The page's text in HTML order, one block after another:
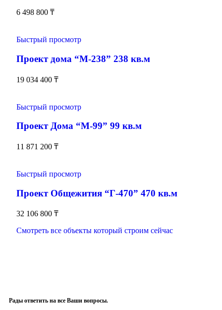
6 498 800 ₸
Быстрый просмотр
Проект дома “М-238” 238 кв.м
19 034 400 ₸
Быстрый просмотр
Проект Дома “М-99” 99 кв.м
11 871 200 ₸
Быстрый просмотр
Проект Общежития “Г-470” 470 кв.м
32 106 800 ₸
Смотреть все объекты который строим сейчас
Рады ответить на все Ваши вопросы.